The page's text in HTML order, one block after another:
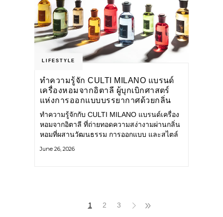
LIFESTYLE
ทำความรู้จัก CULTI MILANO แบรนด์
เครื่องหอมจากอิตาลี ผู้บุกเบิกศาสตร์
แห่งการออกแบบบรรยากาศด้วยกลิ่น
หอม ผสานสไตล์อันโดดเด่นอย่างลงตัว
ทำความรู้จักกับ CULTI MILANO แบรนด์เครื่อง
หอมจากอิตาลี ที่ถ่ายทอดความสง่างามผ่านกลิ่น
หอมที่ผสานวัฒนธรรม การออกแบบ และสไตล์
แบรนด์เครื่องหอมระดับลักชัวรีดีไซน์เอกลักษณ์
June 26, 2026
1 2 3